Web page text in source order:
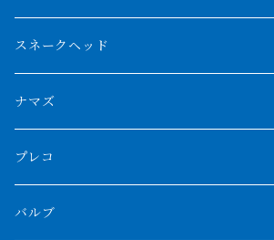
ブルーベースクロスバック
チョッパーレッド
ブルレッド
その他アジアアロワナ
特殊個体
紅龍
シルバーアロワナ
ブラックアロワナ
ノーザンバラムンディ
ニューギニアダトニオ
ギニア
ナイジェリア
ナイルビチャー
ナポレオンビチャー
バロ川
ビキールビキール
トゥルカナ湖
オモ川
タンガニーカビチャー
アンソルギー
その他淡水エイ
スネークヘッド
チャンナバルカ
大型スネークヘッド
中型スネークヘッド
ナマズ
プレコ
バルブ